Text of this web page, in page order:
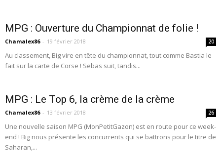
MPG : Ouverture du Championnat de folie !
Chamalex86 - 19 février 2018 20
Au classement, Big vire en tête du championnat, tout comme Bastia le
fait sur la carte de Corse ! Sebas suit, tandis...
MPG : Le Top 6, la crème de la crème
Chamalex86 - 13 février 2018 26
Une nouvelle saison MPG (MonPetitGazon) est en route pour ce week-
end ! Big nous présente les concurrents qui se battrons pour le titre de
Saharan,...